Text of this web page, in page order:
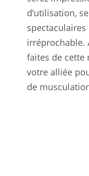
d’utilisation,
irréprochable.
faites de cette
votre alliée
de